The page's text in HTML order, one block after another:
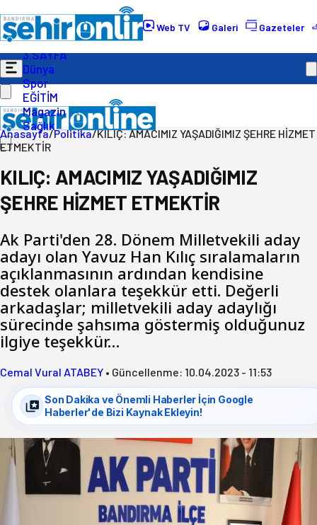
Web TV Galeri Gazeteler
Gündem
Ekonomi
Politika
3.SAYFA
Dünya
Spor
EĞİTİM
Magazin
Sağlık
Anasayfa/Politika/KILIÇ: AMACIMIZ YAŞADIĞIMIZ ŞEHRE HİZMET
ETMEKTİR
KILIÇ: AMACIMIZ YAŞADIĞIMIZ
ŞEHRE HİZMET ETMEKTİR
Ak Parti'den 28. Dönem Milletvekili aday
adayı olan Yavuz Han Kılıç sıralamaların
açıklanmasının ardından kendisine
destek olanlara teşekkür etti. Değerli
arkadaşlar; milletvekili aday adaylığı
sürecinde şahsıma göstermiş olduğunuz
ilgiye teşekkür…
Cemal Vural ATABEY • Güncellenme: 10.04.2023 - 11:53
Son Dakika ve Önemli Haberler İçin Google
Haberler'de Bizi Kaynak Ekleyin!